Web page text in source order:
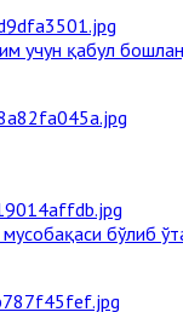
учун қабул
бўлиб